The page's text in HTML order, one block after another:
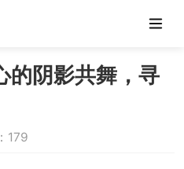
的阴影共舞，寻
179